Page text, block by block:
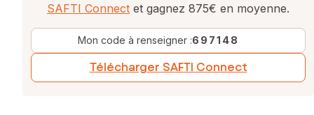
SAFTI Connect et gagnez 875€ en moyenne.
Mon code à renseigner :697148
Télécharger SAFTI Connect